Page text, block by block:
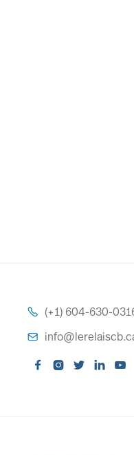
 (+1) 604-630-

    